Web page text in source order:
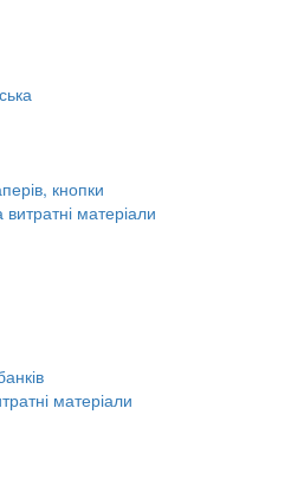
кнопки
витратні матеріали
матеріали